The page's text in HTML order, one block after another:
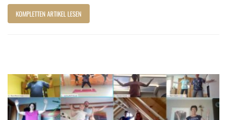
KOMPLETTEN ARTIKEL LESEN